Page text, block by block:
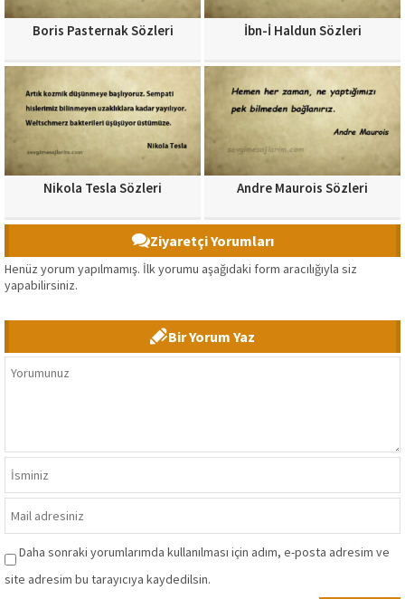
Boris Pasternak Sözleri İbn-İ Haldun Sözleri
Nikola Tesla Sözleri Andre Maurois Sözleri
Ziyaretçi Yorumları
Henüz yorum yapılmamış. İlk yorumu aşağıdaki form aracılığıyla siz
yapabilirsiniz.
Bir Yorum Yaz
Daha sonraki yorumlarımda kullanılması için adım, e-posta adresim ve
site adresim bu tarayıcıya kaydedilsin.